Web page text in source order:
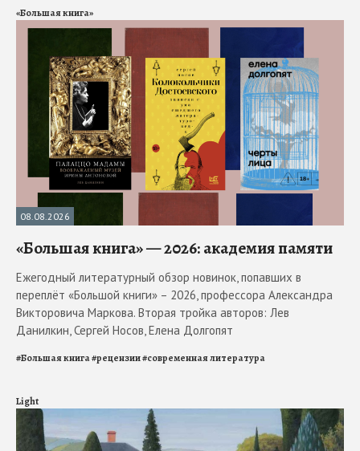
«Большая книга»
08.08.2026
«Большая книга» — 2026: академия памяти
Ежегодный литературный обзор новинок, попавших в
переплёт «Большой книги» – 2026, профессора Александра
Викторовича Маркова. Вторая тройка авторов: Лев
Данилкин, Сергей Носов, Елена Долгопят
#Большая книга#рецензии#современная литература
Light